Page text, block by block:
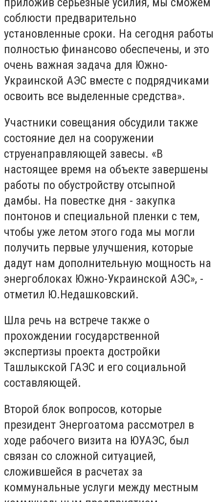
соблюсти предварительно
установленные сроки. На сегодня работы
полностью финансово обеспечены, и это
очень важная задача для Южно-
Украинской АЭС вместе с подрядчиками
освоить все выделенные средства».
Участники совещания обсудили также
состояние дел на сооружении
струенаправляющей завесы. «В
настоящее время на объекте завершены
работы по обустройству отсыпной
дамбы. На повестке дня - закупка
понтонов и специальной пленки с тем,
чтобы уже летом этого года мы могли
получить первые улучшения, которые
дадут нам дополнительную мощность на
энергоблоках Южно-Украинской АЭС», -
отметил Ю.Недашковский.
Шла речь на встрече также о
прохождении государственной
экспертизы проекта достройки
Ташлыкской ГАЭС и его социальной
составляющей.
Второй блок вопросов, которые
президент Энергоатома рассмотрел в
ходе рабочего визита на ЮУАЭС, был
связан со сложной ситуацией,
сложившейся в расчетах за
коммунальные услуги между местным